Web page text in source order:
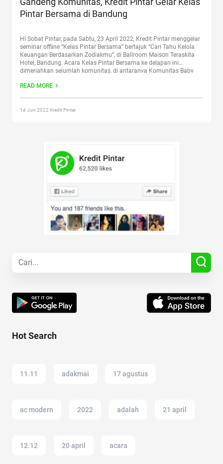
Pintar Bersama di Bandung
Hi Sobat Pintar, pada Sabtu, 23 April 2022, Kredit Pintar menggelar
seminar offline “Kelas Pintar Bersama” bertajuk “Cari Tahu Kelola
Keuangan Berdasarkan Zodiakmu”, di Ballroom Maison Teraskita
Hotel, Bandung. Acara Kelas Pintar Bersama ke delapan ini
dimeriahkan sejumlah komunitas, di antaranya Komunitas Baby
Van Java Babywearers. Kelas
READ MORE
14 Jun 2022 Kredit Pintar.
Hot Search
11.11 adakmai 17 agustus
ac modern 2022 adalah 21 april
12.12 20 april acara